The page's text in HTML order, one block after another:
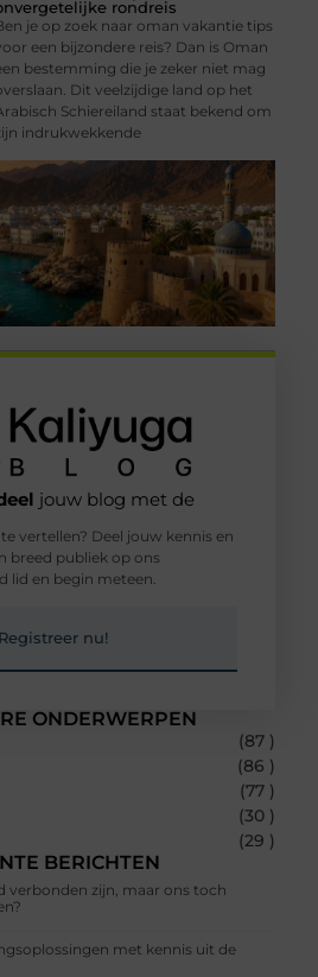
rondreis
je op zoek naar oman vakantie tips
een bijzondere reis? Dan is Oman
bestemming die je zeker niet mag
Dit veelzijdige land op het
Schiereiland staat bekend om
indrukwekkende
ONDERWERPEN
(87 )
(86 )
(77 )
(30 )
(29 )
BERICHTEN
verbonden zijn, maar ons toch
met kennis uit de
jouw blog met de
vertellen? Deel jouw kennis en
breed publiek op ons
lid en begin meteen.
Registreer nu!